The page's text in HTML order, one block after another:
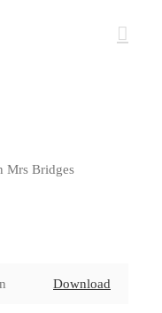
Mrs Bridges
Download